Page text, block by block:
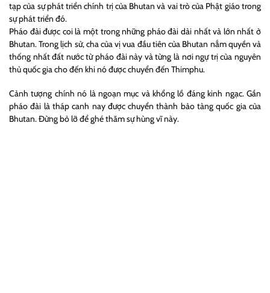
tạp của sự phát triển chính trị của Bhutan và vai trò của Phật giáo trong
sự phát triển đó.
Pháo đài được coi là một trong những pháo đài dài nhất và lớn nhất ở
Bhutan. Trong lịch sử, cha của vị vua đầu tiên của Bhutan nắm quyền và
thống nhất đất nước từ pháo đài này và từng là nơi ngự trị của nguyên
thủ quốc gia cho đến khi nó được chuyển đến Thimphu.
Cảnh tượng chính nó là ngoạn mục và khổng lồ đáng kinh ngạc. Gần
pháo đài là tháp canh nay được chuyển thành bảo tàng quốc gia của
Bhutan. Đừng bỏ lỡ để ghé thăm sự hùng vĩ này.